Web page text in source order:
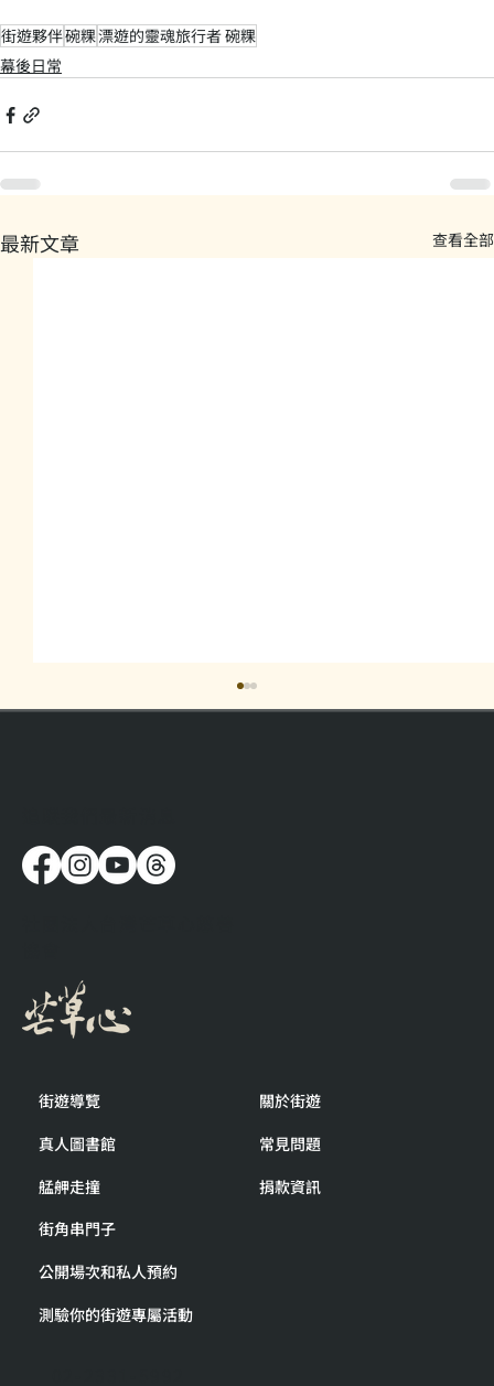
街遊夥伴碗粿漂遊的靈魂旅行者 碗粿
幕後日常
最新文章 查看全部
街遊導覽
真人圖書館
艋舺走撞
街角串門子
公開場次和私人預約
測驗你的街遊專屬活動
關於街遊
常見問題
捐款資訊